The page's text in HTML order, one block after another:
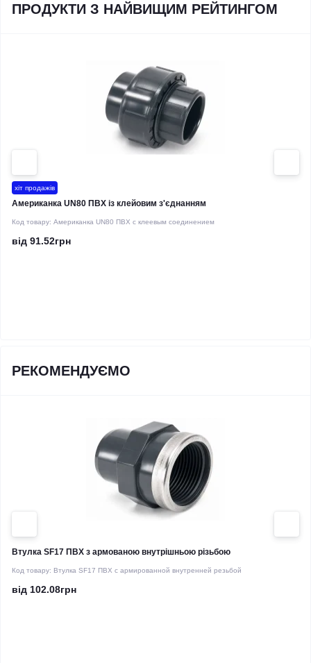
ПРОДУКТИ З НАЙВИЩИМ РЕЙТИНГОМ
хіт продажів
Американка UN80 ПВХ із клейовим з'єднанням
Код товару: Американка UN80 ПВХ с клеевым соединением
від 91.52грн
РЕКОМЕНДУЄМО
Втулка SF17 ПВХ з армованою внутрішньою різьбою
Код товару: Втулка SF17 ПВХ с армированной внутренней резьбой
від 102.08грн